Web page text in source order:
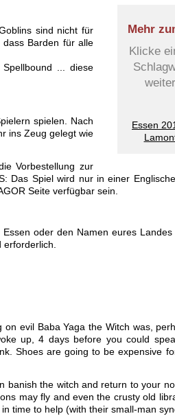
Mehr
Klicke
Essen
sind nicht für
Barden für alle
... diese
spielen. Nach
ins Zeug gelegt wie
Vorbestellung zur
Das Spiel wird nur in einer
Seite verfügbar sein.
oder den Namen eures
erforderlich.
evil Baba Yaga the Witch was,
up, 4 days before you could
Shoes are going to be expensive
the witch and return to your
may fly and even the crusty old
time to help (with their small-man